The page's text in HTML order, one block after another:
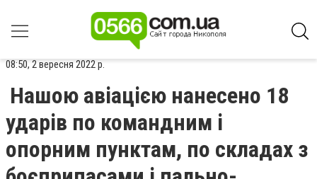
08:50, 2 вересня 2022 р.
Нашою авіацією нанесено 18
ударів по командним і
опорним пунктам, по складах з